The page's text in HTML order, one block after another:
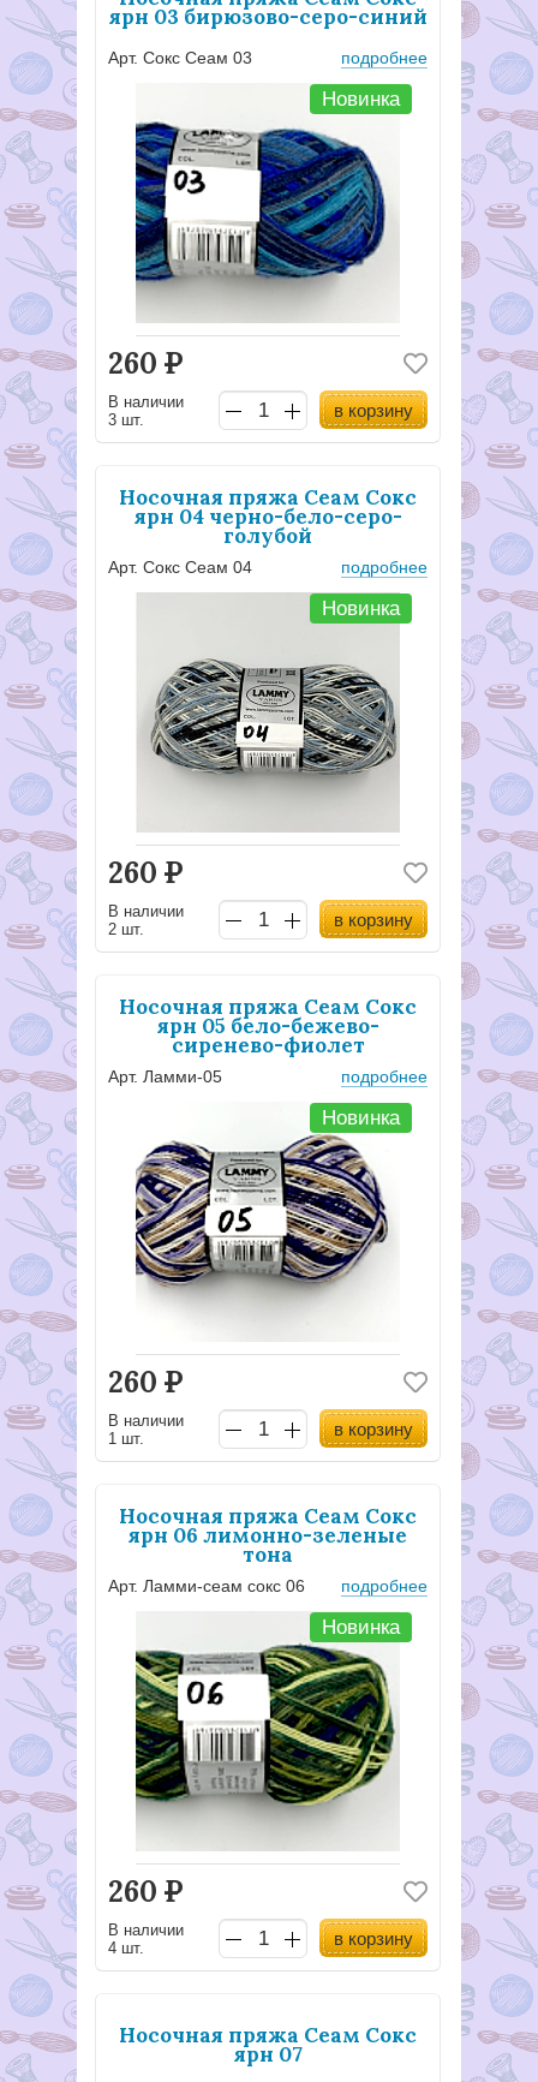
ярн 03 бирюзово-серо-синий
Арт. Сокс Сеам 03 подробнее
Новинка
260 Р
В наличии
3 шт.
в корзину
Носочная пряжа Сеам Сокс
ярн 04 черно-бело-серо-
голубой
Арт. Сокс Сеам 04 подробнее
Новинка
260 Р
В наличии
2 шт.
в корзину
Носочная пряжа Сеам Сокс
ярн 05 бело-бежево-
сиренево-фиолет
Арт. Ламми-05 подробнее
Новинка
260 Р
В наличии
1 шт.
в корзину
Носочная пряжа Сеам Сокс
ярн 06 лимонно-зеленые
тона
Арт. Ламми-сеам сокс 06 подробнее
Новинка
260 Р
В наличии
4 шт.
в корзину
Носочная пряжа Сеам Сокс
ярн 07